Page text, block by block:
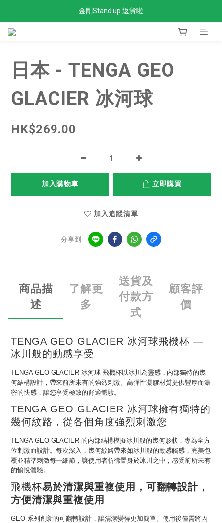
全單滿$300免運費
金剛Stand up 返貨啦
日本 - TENGA GEO
GLACIER 冰河球
HK$269.00
加入購物車 立即購買
加入追蹤清單
分享到
商品描
述
了解更
多
送貨及
付款方
式
顧客評
價
TENGA GEO GLACIER 冰河球飛機杯 —
冰川般的動感享受
TENGA GEO GLACIER 冰河球 飛機杯以冰川為靈感，內部獨特的幾
何結構設計，帶來前所未有的強烈刺激。高彈性凝膠材質提供豐厚而濃
密的快感，讓您享受極致的舒適體驗。
TENGA GEO GLACIER 冰河球擁有獨特的
幾何紋路，從各個角度強烈刺激您
TENGA GEO GLACIER 的內部結構模擬冰川般的幾何形狀，專為全方
位刺激而設計。每次深入，幾何紋路帶來如冰川般的動感觸感，完美包
覆並精準刺激每一細節，讓使用者彷彿置身於冰川之中，感受前所未有
的愉悅體驗。
飛機杯易於清潔與重複使用 ， 可翻轉設計，
方便清潔與重複使用
GEO 系列創新的可翻轉設計，讓清潔變得更加簡單。使用後僅需將內